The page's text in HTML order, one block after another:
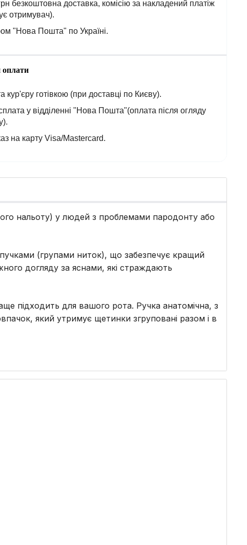
безкоштовна доставка, комісію за накладений платіж
отримувач).
"Нова Пошта" по Україні.
оплати
кур'єру готівкою (при доставці по Києву).
у відділенні "Нова Пошта"(оплата після огляду
на карту Visa/Mastercard.
нальоту) у людей з проблемами пародонту або
(групами ниток), що забезпечує кращий
догляду за яснами, які страждають
підходить для вашого рота. Ручка анатомічна, з
який утримує щетинки згруповані разом і в